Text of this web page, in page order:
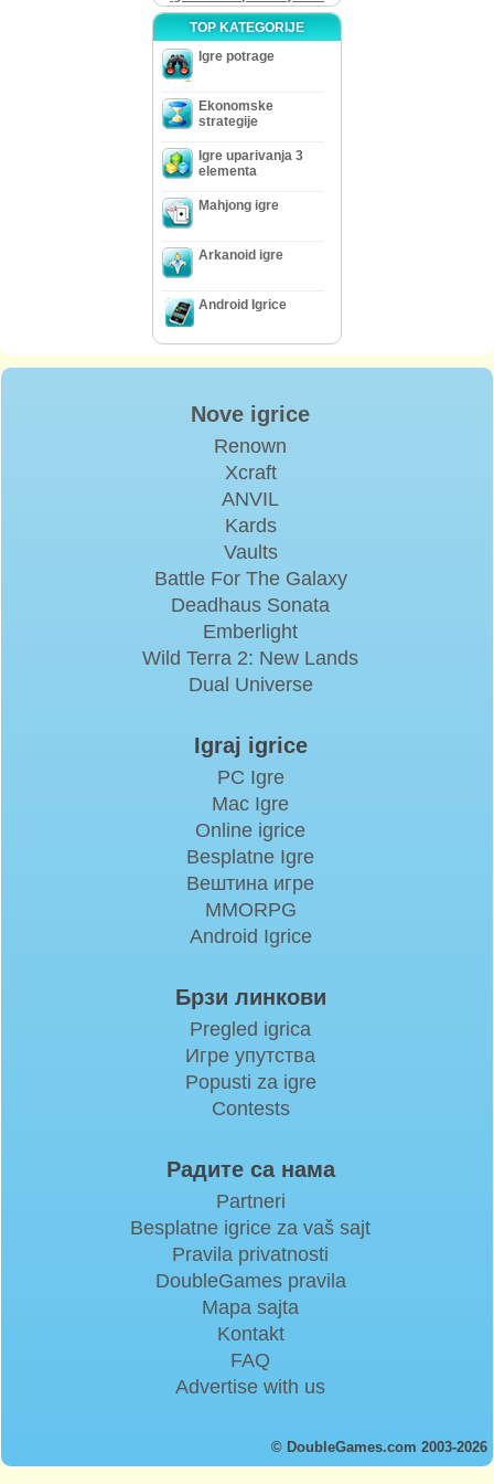
TOP KATEGORIJE
Igre potrage
Ekonomske
strategije
Igre uparivanja 3
elementa
Mahjong igre
Arkanoid igre
Android Igrice
Nove igrice
Renown
Xcraft
ANVIL
Kards
Vaults
Battle For The Galaxy
Deadhaus Sonata
Emberlight
Wild Terra 2: New Lands
Dual Universe
Igraj igrice
PC Igre
Mac Igre
Online igrice
Besplatne Igre
Вештина игре
MMORPG
Android Igrice
Брзи линкови
Pregled igrica
Игре упутства
Popusti za igre
Contests
Радите са нама
Partneri
Besplatne igrice za vaš sajt
Pravila privatnosti
DoubleGames pravila
Mapa sajta
Kontakt
FAQ
Advertise with us
© DoubleGames.com 2003-2026